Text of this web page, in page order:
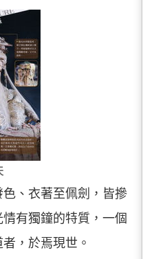
、衣著至佩劍，皆摻
有獨鐘的特質，一個
，於焉現世。